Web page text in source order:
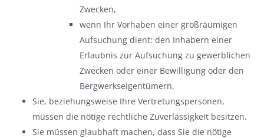
Zwecken,
wenn Ihr Vorhaben einer großräumigen
Aufsuchung dient: den Inhabern einer
Erlaubnis zur Aufsuchung zu gewerblichen
Zwecken oder einer Bewilligung oder den
Bergwerkseigentümern,
Sie, beziehungsweise Ihre Vertretungspersonen,
müssen die nötige rechtliche Zuverlässigkeit besitzen.
Sie müssen glaubhaft machen, dass Sie die nötige